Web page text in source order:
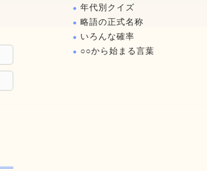
年代別クイズ
略語の正式名称
いろんな確率
○○から始まる言葉